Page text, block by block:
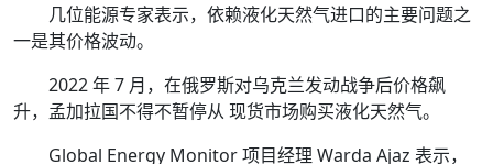
几位能源专家表示，依赖液化天然气进口的主要问题之
一是其价格波动。
2022 年 7 月，在俄罗斯对乌克兰发动战争后价格飙
升，孟加拉国不得不暂停从 现货市场购买液化天然气。
Global Energy Monitor 项目经理 Warda Ajaz 表示，